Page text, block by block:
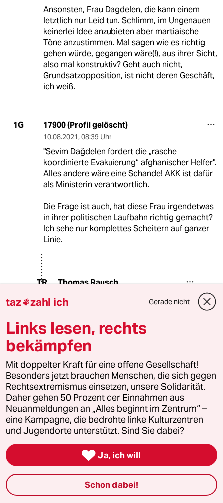
Ansonsten, Frau Dagdelen, die kann einem
letztlich nur Leid tun. Schlimm, im Ungenauen
keinerlei Idee anzubieten aber martiaische
Töne anzustimmen. Mal sagen wie es richtig
gehen würde, gegangen wäre(!), aus ihrer Sicht,
also mal konstruktiv? Geht auch nicht,
Grundsatzopposition, ist nicht deren Geschäft,
ich weiß.
1G 17900 (Profil gelöscht)
10.08.2021, 08:39 Uhr
"Sevim Dağdelen fordert die „rasche
koordinierte Evakuierung“ afghanischer Hel­fe­r".
Alles andere wäre eine Schande! AKK ist dafür
als Ministerin verantwortlich.
Die Frage ist auch, hat diese Frau irgendetwas
in ihrer politischen Laufbahn richtig gemacht?
Ich sehe nur komplettes Scheitern auf ganzer
Linie.
TR Thomas Rausch
@17900 (Profil gelöscht):
Warum hacken Sie den auf die Frau
ein? Und warum soll sie auf der
ganzen Linie gescheitert sein? Hatte
sie den bis jetzt ein Regierungsamt
inne? Ihre Kritik erschließt sich mir
nicht.
Ansonsten hat die Frau völlig Recht
und ist eine verantwortungsvolle
Kritikerin der türkischen Politik, etwas
was man bei Amtsträgern leider
üben in ihrer Willfährigkeit gegenüber
Diktatoren.
taz zahl ich Gerade nicht
Links lesen, rechts
bekämpfen
Mit doppelter Kraft für eine offene Gesellschaft!
Besonders jetzt brauchen Menschen, die sich gegen
Rechtsextremismus einsetzen, unsere Solidarität.
Daher gehen 50 Prozent der Einnahmen aus
Neuanmeldungen an „Alles beginnt im Zentrum“ –
eine Kampagne, die bedrohte linke Kulturzentren
und Jugendorte unterstützt. Sind Sie dabei?
 Ja, ich will
Schon dabei!